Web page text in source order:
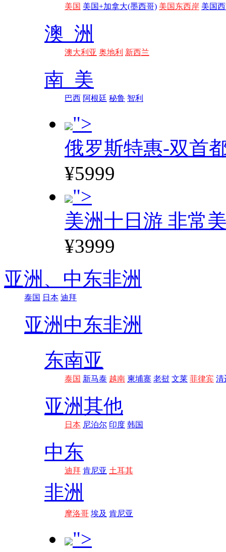
美国 美国+加拿大(墨西哥) 美国东西岸 美国
澳 洲
澳大利亚 奥地利 新西兰
南 美
巴西 阿根廷 秘鲁 智利
">
俄罗斯特惠-双首
¥5999
">
美洲十日游 非常
¥3999
亚洲、 中东非洲
泰国 日本 迪拜
亚洲 中东非洲
东南亚
泰国 新马泰 越南 柬埔寨 老挝 文莱 菲律宾 清
亚洲其他
日本 尼泊尔 印度 韩国
中东
迪拜 肯尼亚 土耳其
非洲
摩洛哥 埃及 肯尼亚
">